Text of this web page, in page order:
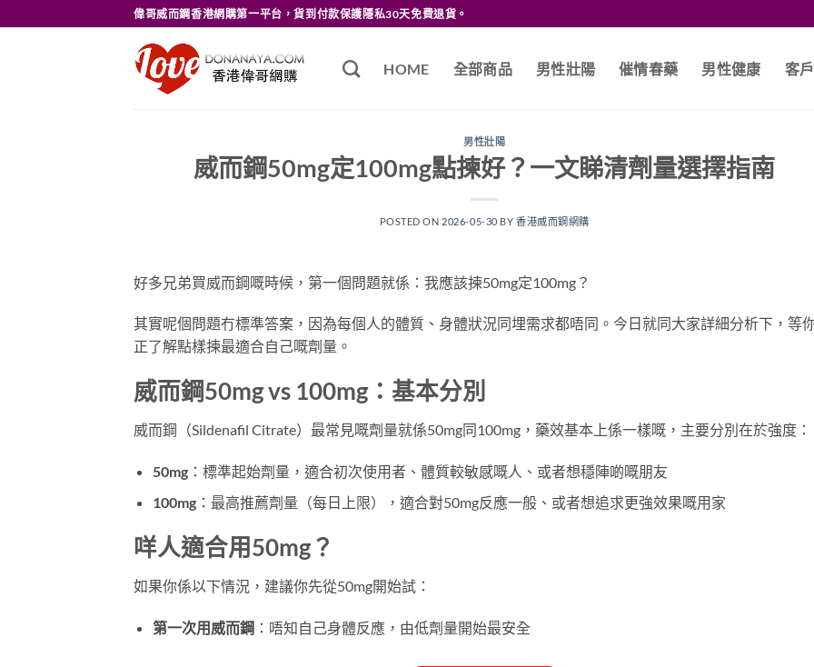
to
偉哥威而鋼香港網購第一平台，貨到付款保護隱私30天免費退貨。
HOME 全部商品 男性壯陽 催情春藥 男性健康 客
男性壯陽
威而鋼50mg定100mg點揀好？一文睇清劑量選擇指南
POSTED ON 2026-05-30 BY香港威而鋼網購
好多兄弟買威而鋼嘅時候，第一個問題就係：我應該揀50mg定100mg？
其實呢個問題冇標準答案，因為每個人的體質、身體狀況同埋需求都唔同。今日就同大家詳細分析下，等
正了解點樣揀最適合自己嘅劑量。
威而鋼50mg vs 100mg：基本分別
威而鋼（Sildenafil Citrate）最常見嘅劑量就係50mg同100mg，藥效基本上係一樣嘅，主要分別在於強度：
50mg：標準起始劑量，適合初次使用者、體質較敏感嘅人、或者想穩陣啲嘅朋友
100mg：最高推薦劑量（每日上限），適合對50mg反應一般、或者想追求更強效果嘅用家
咩人適合用50mg？
如果你係以下情況，建議你先從50mg開始試：
第一次用威而鋼：唔知自己身體反應，由低劑量開始最安全